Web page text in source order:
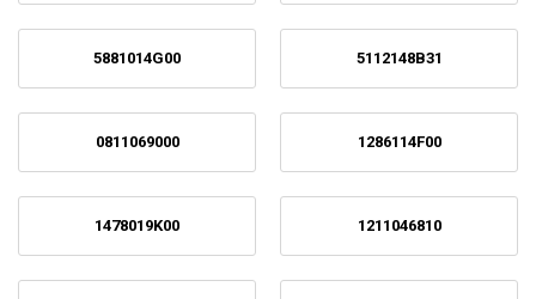
5881014G00 5112148B31
0811069000 1286114F00
1478019K00 1211046810